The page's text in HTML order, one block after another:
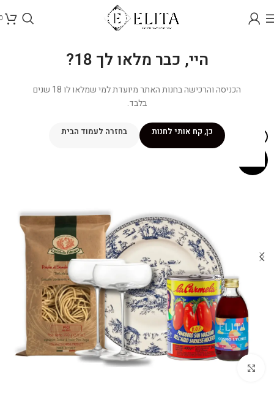
היי, כבר מלאו לך 18?
הכניסה והרכישה בחנות האתר מיועדת למי שמלאו לו 18 שנים
בלבד.
כן, קח אותי לחנות בחזרה לעמוד הבית